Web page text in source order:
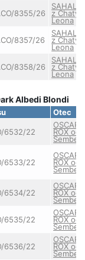
8355/26
SAHALIE
z Chaty
Leona
8357/26
SAHALIE
z Chaty
Leona
8358/26
SAHALIE
z Chaty
Leona
Albedi Blondi
Otec
6532/22
OSCAR
ROX od
6533/22
OSCAR
ROX od
6534/22
OSCAR
ROX od
6535/22
OSCAR
ROX od
6536/22
OSCAR
ROX od